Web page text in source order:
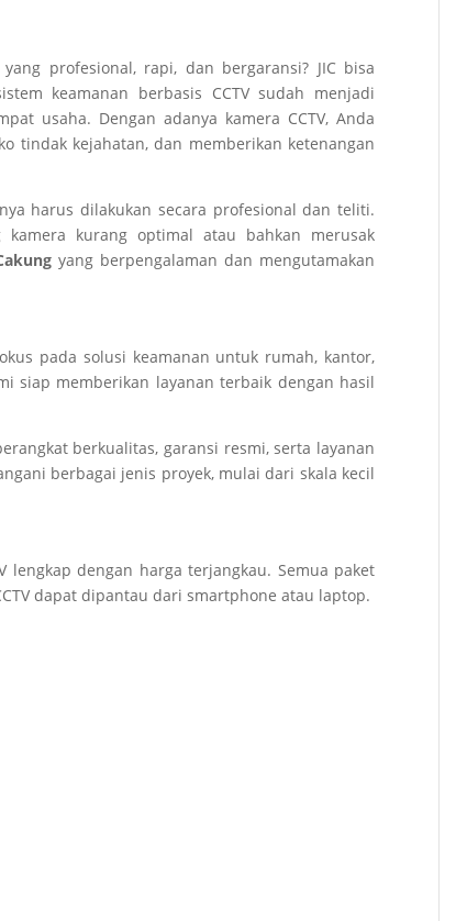
profesional, rapi, dan bergaransi? JIC bisa
keamanan berbasis CCTV sudah menjadi
usaha. Dengan adanya kamera CCTV, Anda
tindak kejahatan, dan memberikan ketenangan
harus dilakukan secara profesional dan teliti.
kamera kurang optimal atau bahkan merusak
yang berpengalaman dan mengutamakan
pada solusi keamanan untuk rumah, kantor,
siap memberikan layanan terbaik dengan hasil
berkualitas, garansi resmi, serta layanan
berbagai jenis proyek, mulai dari skala kecil
lengkap dengan harga terjangkau. Semua paket
dapat dipantau dari smartphone atau laptop.